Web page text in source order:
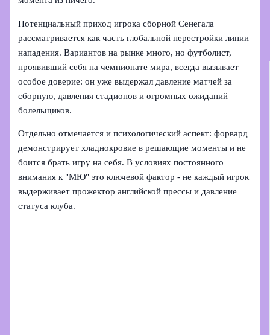
Потенциальный приход игрока сборной Сенегала
рассматривается как часть глобальной перестройки линии
нападения. Вариантов на рынке много, но футболист,
проявивший себя на чемпионате мира, всегда вызывает
особое доверие: он уже выдержал давление матчей за
сборную, давления стадионов и огромных ожиданий
болельщиков.
Отдельно отмечается и психологический аспект: форвард
демонстрирует хладнокровие в решающие моменты и не
боится брать игру на себя. В условиях постоянного
внимания к "МЮ" это ключевой фактор - не каждый игрок
выдерживает прожектор английской прессы и давление
статуса клуба.